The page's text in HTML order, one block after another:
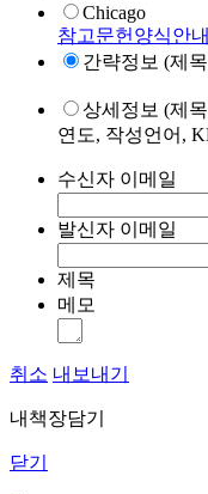
Chicago
참고문헌양식안내
간략정보 (제
상세정보 (제
연도, 작성언어,
수신자 이메일
발신자 이메일
제목
메모
취소 내보내기
내책장담기
닫기